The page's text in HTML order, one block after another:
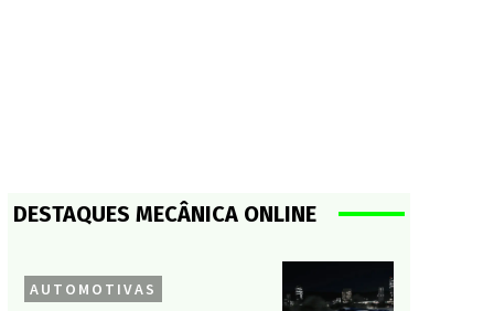
DESTAQUES MECÂNICA ONLINE
AUTOMOTIVAS